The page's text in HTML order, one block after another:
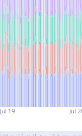
Jul 19 Jul